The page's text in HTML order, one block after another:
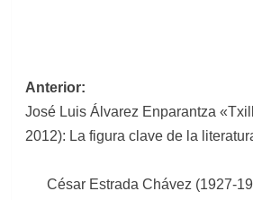
Navegación
de
entradas
Anterior:
José Luis Álvarez Enparantza
2012): La figura clave de la
César Estrada Chávez (1927-